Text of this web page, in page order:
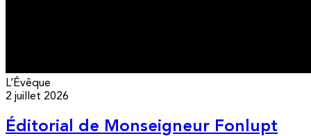
L’Évêque
2 juillet 2026
Éditorial de Monseigneur Fonlupt